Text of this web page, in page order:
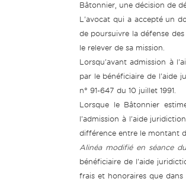
Bâtonnier, une décision de
L'avocat qui a accepté un
de poursuivre la défense
le relever de sa mission.
Lorsqu'avant admission à
par le bénéficiaire de l'aide
n° 91-647 du 10 juillet 1991.
Lorsque le Bâtonnier
l'admission à l'aide
différence entre le montant
Alinéa modifié en séance
bénéficiaire de l'aide
frais et honoraires que